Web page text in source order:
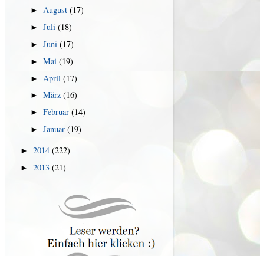
►August(17)
►Juli(18)
►Juni(17)
►Mai(19)
► April(17)
►März(16)
►Februar(14)
►Januar(19)
► 2014 (222)
► 2013 (21)